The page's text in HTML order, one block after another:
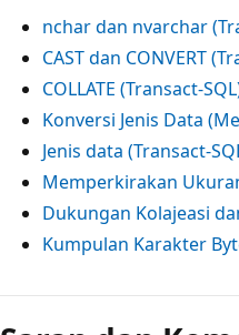
nchar dan nvarchar
CAST dan CONVERT
COLLATE (Transact-
Konversi Jenis Data
Jenis data (Transact-
Memperkirakan
Dukungan Kolajeasi
Kumpulan Karakter